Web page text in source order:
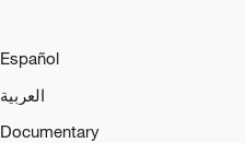
Español
العربية
Documentary